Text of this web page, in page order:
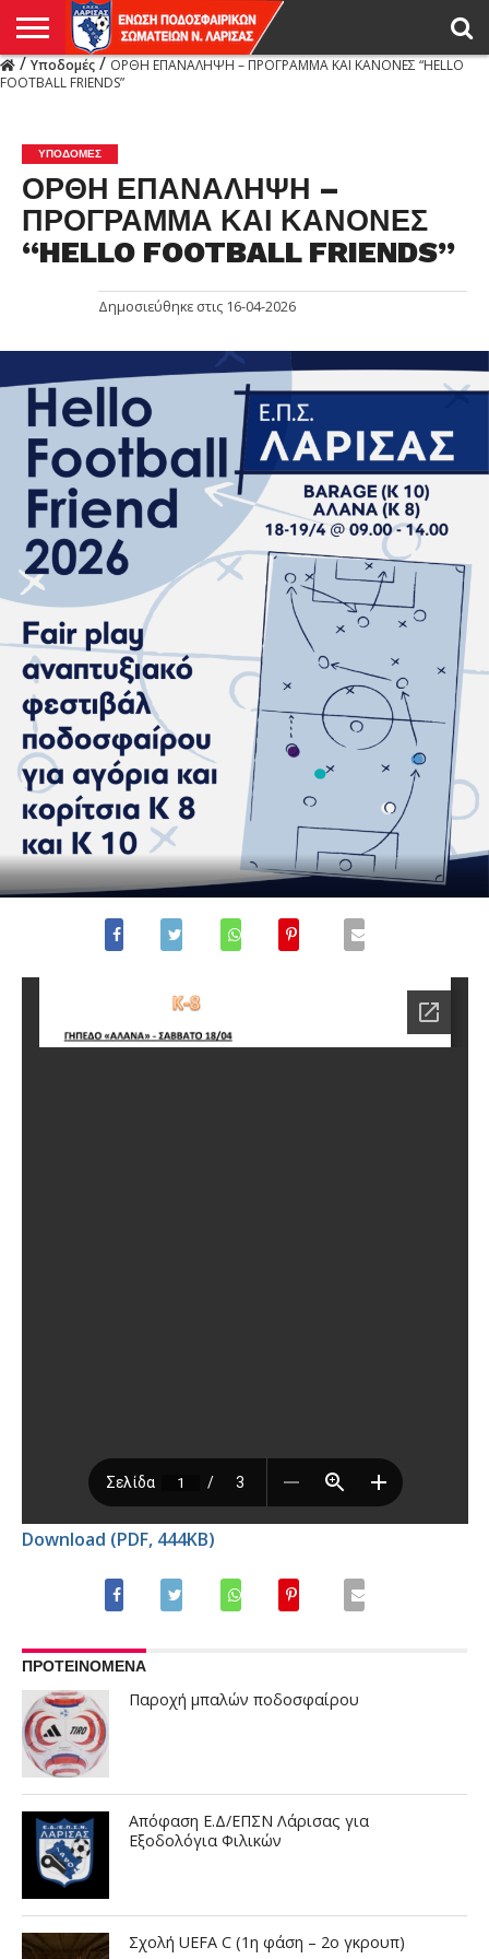
Η
ΕΝΩΣΗ
ΑΓΩΝΙΣΤΙΚΑ
ΜΙΚΤΉ
ΔΙΑΙΤΗΣΙΑ
ΠΡΩΤΑΘΛΗΜΑΤΑ
ΥΠΟΔΟΜΕΣ
ΚΥΠΕΛΛΟ
ΑΜΕΣΑ
LIVE
ΝΕΑ
ΠΡΩΤΑΘΛΗΜΑΤΑ
ΚΥΠΕΛΛΟ
ΥΠΟΔΟΜΕΣ
ΠΕΙΘΑΡΧΙΚΟ
ΜΙΚΤΗ
ΠΑΡΑΤΗΡΗΤΕΣ
ΠΡΟΠΟΝΗΤΕΣ
ΔΙΑΙΤΗΤΕΣ
VIDEO
ΓΕΝΙΚΑ
ΑΦΙΕΡΩΜΑΤΑ
ΕΚΔΗΛΩΣΕΙΣ
ΕΠΙΚΟΙΝΩΝΙΑ
/Υποδομές/ΟΡΘΗ ΕΠΑΝΑΛΗΨΗ – ΠΡΟΓΡΑΜΜΑ ΚΑΙ ΚΑΝΟΝΕΣ “HELLO
FOOTBALL FRIENDS”
ΥΠΟΔΟΜΈΣ
ΟΡΘΗ ΕΠΑΝΑΛΗΨΗ –
ΠΡΟΓΡΑΜΜΑ ΚΑΙ ΚΑΝΟΝΕΣ
“HELLO FOOTBALL FRIENDS”
Δημοσιεύθηκε στις 16-04-2026
Download (PDF, 444KB)
ΠΡΟΤΕΙΝΟΜΕΝΑ
Παροχή μπαλών ποδοσφαίρου
Απόφαση Ε.Δ/ΕΠΣΝ Λάρισας για
Εξοδολόγια Φιλικών
Σχολή UEFA C (1η φάση – 2ο γκρουπ)